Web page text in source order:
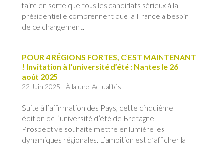
faire en sorte que tous les candidats sérieux à la
présidentielle comprennent que la France a besoin
de ce changement.
POUR 4 RÉGIONS FORTES, C’EST MAINTENANT
! Invitation à l’université d’été : Nantes le 26
août 2025
22 Juin 2025 | À la une Actualités
Suite à l’affirmation des Pays, cette cinquième
édition de l’université d’été de Bretagne
Prospective souhaite mettre en lumière les
dynamiques régionales. L’ambition est d’afficher la